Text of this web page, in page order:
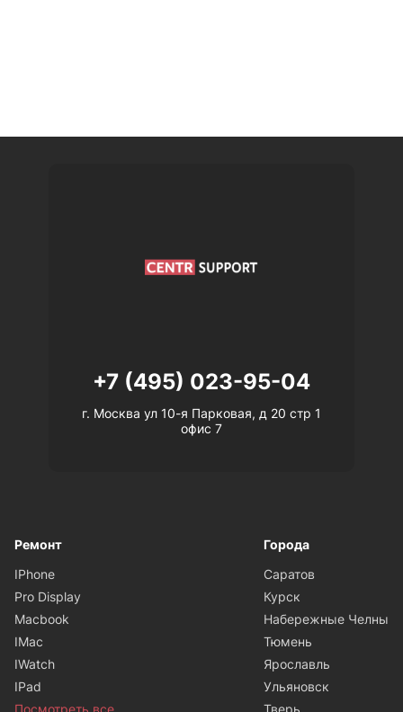
+7 (495) 023-95-04
г. Москва ул 10-я Парковая, д 20 стр 1
офис 7
Ремонт
IPhone
Pro Display
Macbook
IMac
IWatch
IPad
Посмотреть все
Города
Саратов
Курск
Набережные Челны
Тюмень
Ярославль
Ульяновск
Тверь